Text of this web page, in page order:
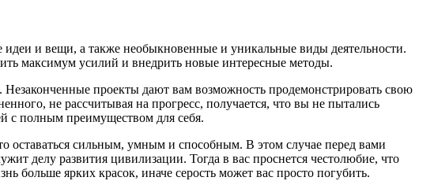
и вещи, а также необыкновенные и уникальные виды деятельности.
максимум усилий и внедрить новые интересные методы.
Незаконченные проекты дают вам возможность продемонстрировать свою
не рассчитывая на прогресс, получается, что вы не пытались
с полным преимуществом для себя.
оставаться сильным, умным и способным. В этом случае перед вами
делу развития цивилизации. Тогда в вас проснется честолюбие, что
больше ярких красок, иначе серость может вас просто погубить.